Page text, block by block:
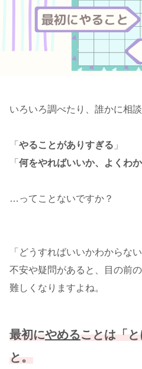
いろいろ調べたり、誰かに相
「 やることがありすぎる 」
「 何をやればいいか、よくわ
…ってことないですか？
「どうすればいいかわからな
不安や疑問があると、目の前
難しくなりますよね。
最初にやめることは「
と。